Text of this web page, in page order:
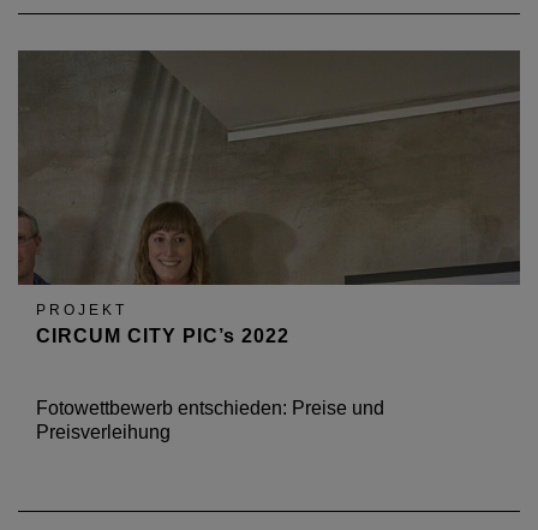
PROJEKT
CIRCUM CITY PIC’s 2022
Fotowettbewerb entschieden: Preise und
Preisverleihung